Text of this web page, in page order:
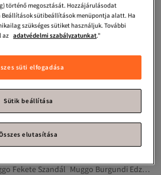
Edzőcipők
Muggo Barna Cipő
Muggo Magas Sarkú Cipő Muggo Szürke Cipők
Trendyol Shoes Piros Cipő
Muggo Női Magas Sarkú Cipő
Muggo Sötétkék Edzőcipők
Muggo Burgundi Edzőcipő Muggo Bézs Cipők
Muggo Barna Lapos Cipő Muggo Női Mule
Fekete Szandál
Muggo Burgundi Edzőcipők
történő megosztását. Hozzájárulásodat
sütibeállítások menüpontja alatt. Ha
szükséges sütiket használjuk. További
az adatvédelmi szabályzatunkat."
süti elfogadása
Sütik beállítása
elutasítása